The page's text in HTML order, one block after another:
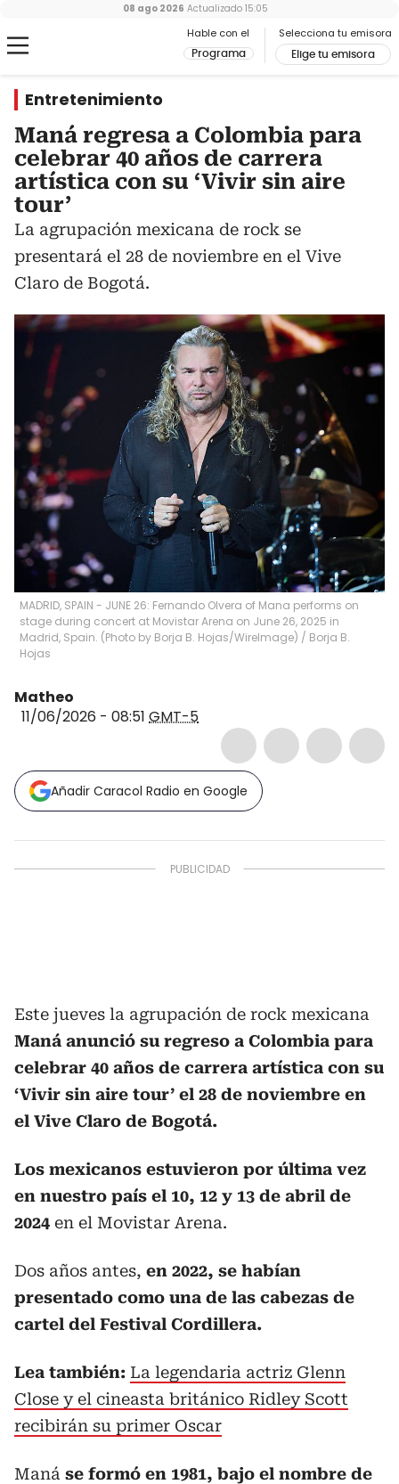
Hable con el
Programa
Selecciona tu emisora
Elige tu emisora
08 ago 2026 Actualizado 15:05
Entretenimiento
Maná regresa a Colombia para
celebrar 40 años de carrera
artística con su ‘Vivir sin aire
tour’
La agrupación mexicana de rock se
presentará el 28 de noviembre en el Vive
Claro de Bogotá.
MADRID, SPAIN - JUNE 26: Fernando Olvera of Mana performs on
stage during concert at Movistar Arena on June 26, 2025 in
Madrid, Spain. (Photo by Borja B. Hojas/WireImage) / Borja B.
Hojas
Matheo
11/06/2026 - 08:51 GMT-5
Añadir Caracol Radio en Google
Este jueves la agrupación de rock mexicana
Maná anunció su regreso a Colombia para
celebrar 40 años de carrera artística con su
‘Vivir sin aire tour’ el 28 de noviembre en
el Vive Claro de Bogotá.
Los mexicanos estuvieron por última vez
en nuestro país el 10, 12 y 13 de abril de
2024 en el Movistar Arena.
Dos años antes, en 2022, se habían
presentado como una de las cabezas de
cartel del Festival Cordillera.
Lea también: La legendaria actriz Glenn
Close y el cineasta británico Ridley Scott
recibirán su primer Oscar
Maná se formó en 1981, bajo el nombre de